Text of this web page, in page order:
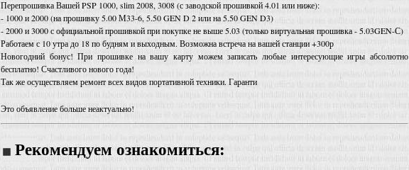
Перепрошивка Вашей PSP 1000, slim 2008, 3008 (с заводской прошивкой 4.01 или ниже):
- 1000 и 2000 (на прошивку 5.00 М33-6, 5.50 GEN D 2 или на 5.50 GEN D3)
- 2000 и 3000 с официальной прошивкой при покупке не выше 5.03 (только виртуальная прошивка - 5.03GEN-С)
Работаем с 10 утра до 18 по будням и выходным. Возможна встреча на вашей станции +300р
Новогодний бонус! При прошивке на вашу карту можем записать любые интересующие игры абсолютно
бесплатно! Счастливого нового года!
Так же осуществляем ремонт всех видов портативной техники. Гаранти
Это объявление больше неактуально!
Рекомендуем ознакомиться: